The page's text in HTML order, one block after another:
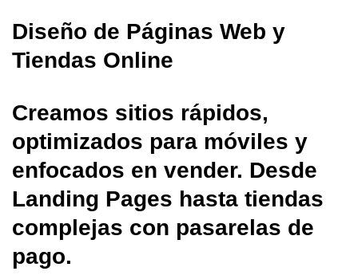
Diseño de Páginas Web y
Tiendas Online
Creamos sitios rápidos,
optimizados para móviles y
enfocados en vender. Desde
Landing Pages hasta tiendas
complejas con pasarelas de
pago.